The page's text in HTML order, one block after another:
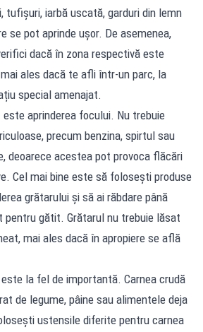
tufișuri, iarbă uscată, garduri din lemn
se pot aprinde ușor. De asemenea,
dacă în zona respectivă este
ales dacă te afli într-un parc, la
special amenajat.
aprinderea focului. Nu trebuie
precum benzina, spirtul sau
deoarece acestea pot provoca flăcări
Cel mai bine este să folosești produse
grătarului și să ai răbdare până
pentru gătit. Grătarul nu trebuie lăsat
mai ales dacă în apropiere se află
la fel de importantă. Carnea crudă
de legume, pâine sau alimentele deja
ustensile diferite pentru carnea